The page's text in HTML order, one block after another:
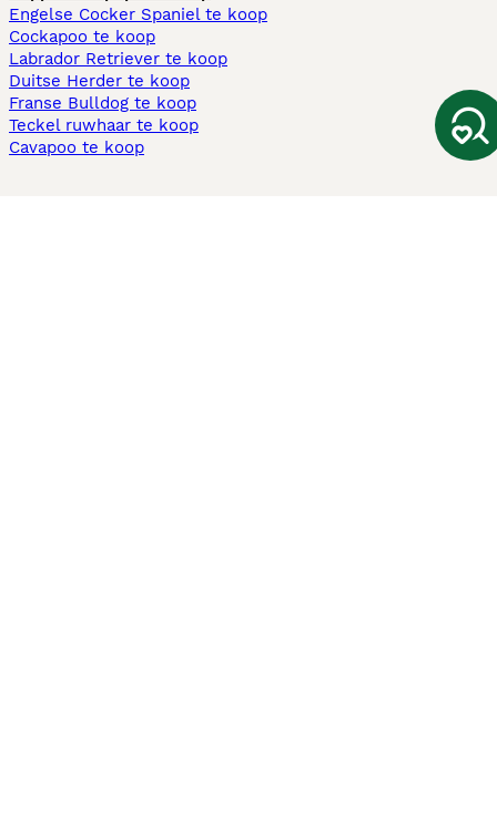
Engelse Cocker Spaniel te koop
Cockapoo te koop
Labrador Retriever te koop
Duitse Herder te koop
Franse Bulldog te koop
Teckel ruwhaar te koop
Cavapoo te koop